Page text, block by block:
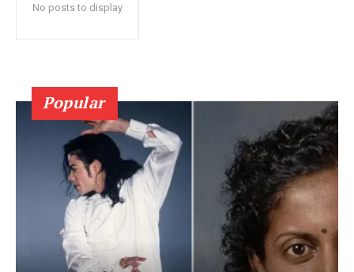
No posts to display
Popular